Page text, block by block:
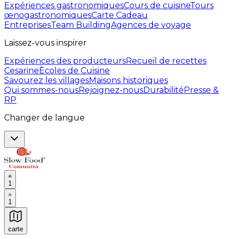
Expériences gastronomiquesCours de cuisineTours
œnogastronomiquesCarte Cadeau
EntreprisesTeam BuildingAgences de voyage
Laissez-vous inspirer
Expériences des producteursRecueil de recettes
CesarineÈcoles de Cuisine
Savourez les villagesMaisons historiques
Qui sommes-nousRejoignez-nousDurabilitéPresse &
RP
Changer de langue
1
1
carte